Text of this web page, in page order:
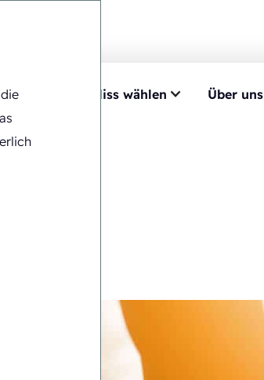
Ecobliss wählen Über uns
finden